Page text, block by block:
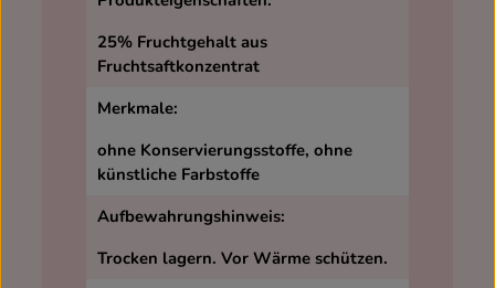
25% Fruchtgehalt aus
Fruchtsaftkonzentrat
Merkmale:
ohne Konservierungsstoffe, ohne
künstliche Farbstoffe
Aufbewahrungshinweis:
Trocken lagern. Vor Wärme schützen.